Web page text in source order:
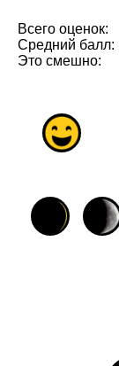
Всего оценок:
Средний балл:
Это смешно: